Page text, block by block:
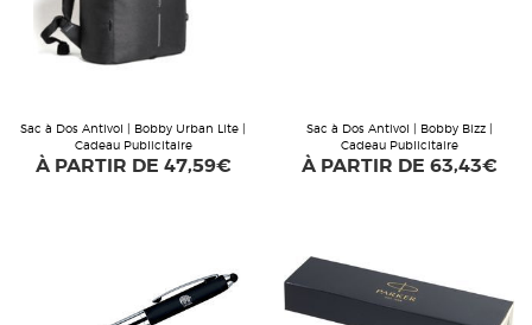
Sac à Dos Antivol | Bobby Urban Lite |
Cadeau Publicitaire
À PARTIR DE 47,59€
Sac à Dos Antivol | Bobby Bizz |
Cadeau Publicitaire
À PARTIR DE 63,43€